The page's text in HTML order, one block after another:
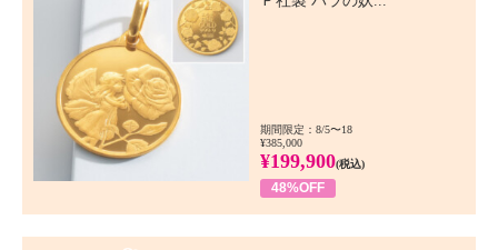
期間限定：8/5〜18
¥385,000
¥199,900(税込)
48%OFF